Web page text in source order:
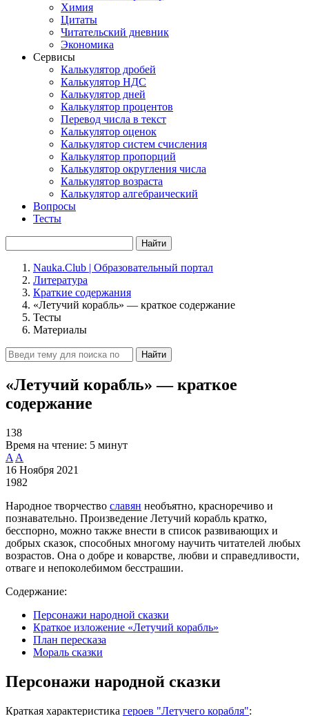
Химия
Цитаты
Читательский дневник
Экономика
Сервисы
Калькулятор дробей
Калькулятор НДС
Калькулятор дней
Калькулятор процентов
Перевод числа в текст
Калькулятор оценок
Калькулятор систем счисления
Калькулятор пропорций
Калькулятор округления числа
Калькулятор возраста
Калькулятор алгебраический
Вопросы
Тесты
Найти
Nauka.Club | Образовательный портал
Литература
Краткие содержания
«Летучий корабль» — краткое содержание
Тесты
Материалы
Найти
«Летучий корабль» — краткое
содержание
138
Время на чтение: 5 минут
A A
16 Ноября 2021
1982
Народное творчество славян необъятно, красноречиво и
познавательно. Произведение Летучий корабль кратко,
бесспорно, можно также внести в список развивающих и
добрых сказок, способных многому научить читателей любых
возрастов. Она о добре и коварстве, любви и справедливости,
отваге и непоколебимом бесстрашии.
Содержание:
Персонажи народной сказки
Краткое изложение «Летучий корабль»
План пересказа
Мораль сказки
Персонажи народной сказки
Краткая характеристика героев "Летучего корабля":